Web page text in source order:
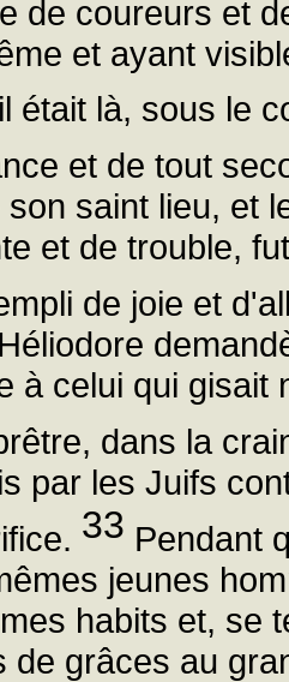
de coureurs et
et ayant
était là, sous le
et de tout
saint lieu, et
et de trouble,
de joie et
à celui qui gisait
dans la
par les Juifs
33 Pendant
jeunes
habits et, se
de grâces au